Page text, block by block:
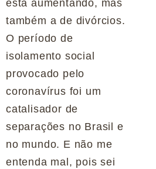
está aumentando, mas
também a de divórcios.
O período de
isolamento social
provocado pelo
coronavírus foi um
catalisador de
separações no Brasil e
no mundo. E não me
entenda mal, pois sei